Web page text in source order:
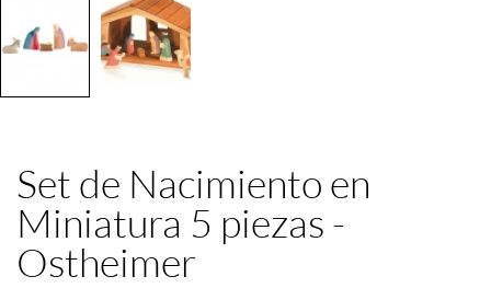
Set de Nacimiento en
Miniatura 5 piezas -
Ostheimer